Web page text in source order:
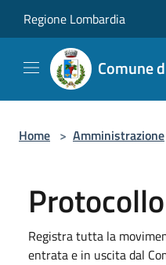
Regione Lombardia
Comune
Home > Amministrazione
Protocollo
Registra tutta la
entrata e in uscita dal